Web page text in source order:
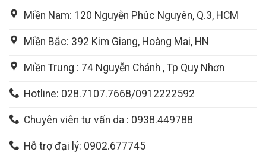
Miền Nam: 120 Nguyễn Phúc Nguyên, Q.3, HCM
Miền Bắc: 392 Kim Giang, Hoàng Mai, HN
Miền Trung : 74 Nguyễn Chánh , Tp Quy Nhơn
Hotline: 028.7107.7668/0912222592
Chuyên viên tư vấn da : 0938.449788
Hỗ trợ đại lý: 0902.677745